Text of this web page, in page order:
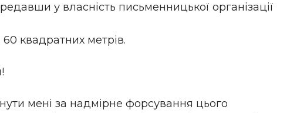
у власність письменницької організації
квадратних метрів.
мені за надмірне форсування цього